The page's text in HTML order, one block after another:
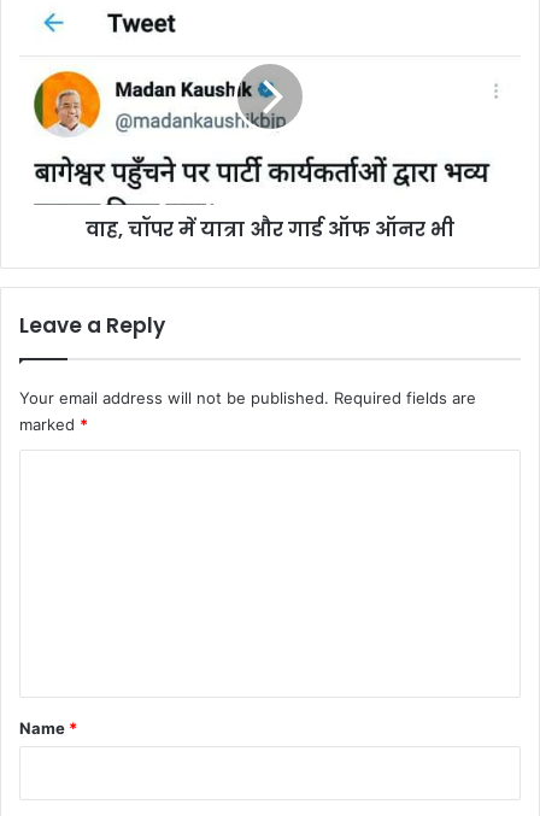
चॉपर
यात्रा
और
गार्ड
ऑनर
वाह, चॉपर में यात्रा और गार्ड ऑफ ऑनर भी
Leave a Reply
Your email address will not be published. Required fields are
marked *
*
Name *